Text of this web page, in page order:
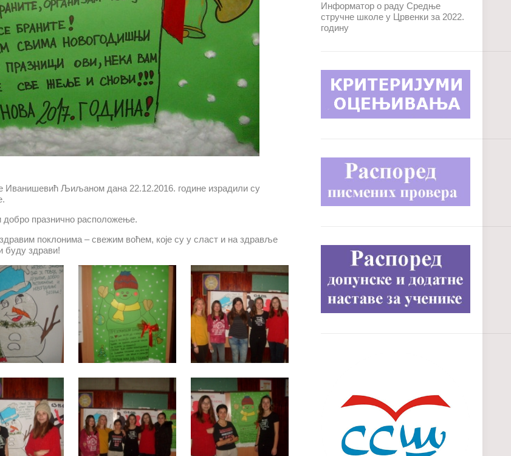
Иванишевић Љиљаном дана 22.12.2016. године израдили су
добро празнично расположење.
поклонима – свежим воћем, које су у сласт и на здравље
буду здрави!
Информатор о раду Средње
стручне школе у Црвенки за 2022.
годину